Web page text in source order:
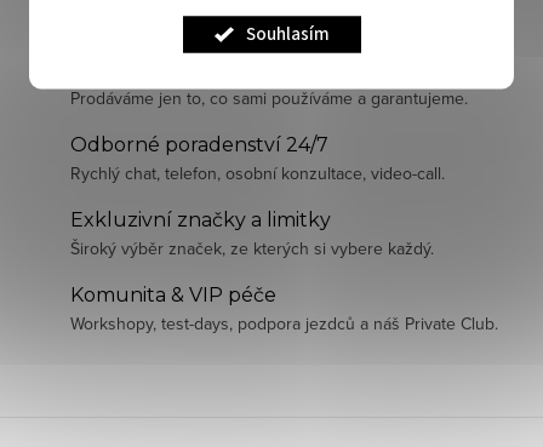
Souhlasím
Prodáváme jen to, co sami používáme a garantujeme.
Odborné poradenství 24/7
Rychlý chat, telefon, osobní konzultace, video-call.
Exkluzivní značky a limitky
Široký výběr značek, ze kterých si vybere každý.
Komunita & VIP péče
Workshopy, test-days, podpora jezdců a náš Private Club.